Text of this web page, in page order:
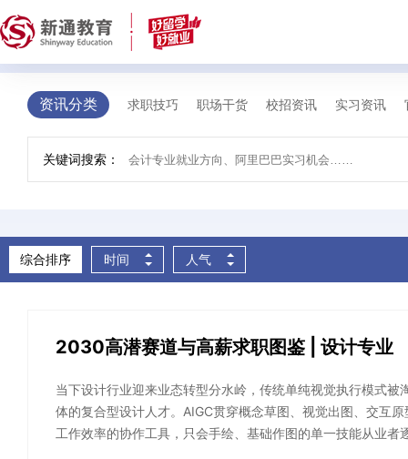
求职资讯 您的位置 >首页>
资讯分类 求职技巧 职场干货 校招资讯 实习资讯
关键词搜索：
综合排序 时间 人气
2030高潜赛道与高薪求职图鉴 | 设计专业
当下设计行业迎来业态转型分水岭，传统单纯视觉执行模式
体的复合型设计人才。AIGC贯穿概念草图、视觉出图、交互
工作效率的协作工具，只会手绘、基础作图的单一技能从业